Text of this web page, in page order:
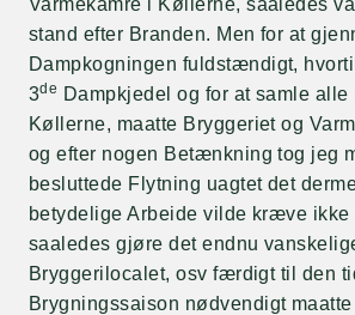
Varmekamre i Køllerne, saaledes
stand efter Branden. Men for at
Dampkogningen fuldstændigt,
3de Dampkjedel og for at samle alle
Køllerne, maatte Bryggeriet og
og efter nogen Betænkning tog jeg
besluttede Flytning uagtet det
betydelige Arbeide vilde kræve ikke
saaledes gjøre det endnu
Bryggerilocalet, osv færdigt til den
Brygningssaison nødvendigt